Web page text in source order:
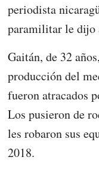
periodista
paramilitar le dijo
Gaitán, de 32
producción del
fueron atracados
Los pusieron de
les robaron sus
2018.